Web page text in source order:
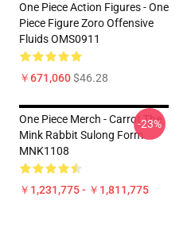
One Piece Action Figures - One
Piece Figure Zoro Offensive
Fluids OMS0911
￥671,060$46.28
One Piece Merch - Carrot The
Mink Rabbit Sulong Form
MNK1108
￥1,231,775 - ￥1,811,775
-23%